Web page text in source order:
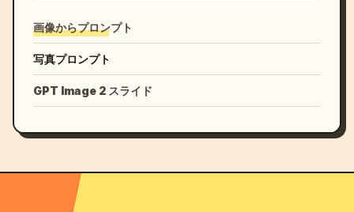
画像からプロンプト
写真プロンプト
GPT Image 2 スライド